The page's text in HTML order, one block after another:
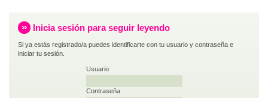
Inicia sesión para seguir leyendo
Si ya estás registrado/a puedes identificarte con tu usuario y contraseña e
iniciar tu sesión.
Usuario
Contraseña